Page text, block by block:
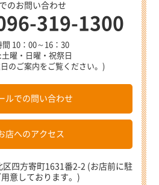
のお問い合わせ
319-1300
間 10：00～16：30
土曜・日曜・祝祭日
のご案内をご覧ください。)
ルでの問い合わせ
店へのアクセス
四方寄町1631番2-2 (お店前に駐
意しております。)